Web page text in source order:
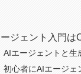
ジェント入門は
AIエージェントと生
初心者にAIエージェ